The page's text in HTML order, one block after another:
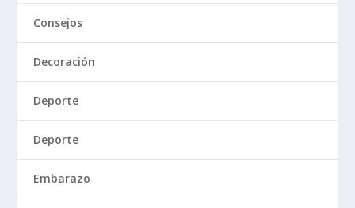
Consejos
Decoración
Deporte
Deporte
Embarazo